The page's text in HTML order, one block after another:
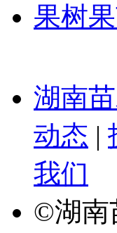
果树
湖南
动态 |
我们
©湖南